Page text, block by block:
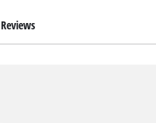
Reviews